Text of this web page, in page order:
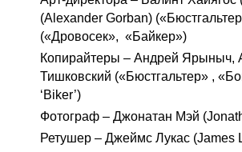
(Alexander Gorban)
(«Дровосек», «Байкер»)
Копирайтеры – Андрей Ярыныч,
Тишковский («Бюстгальтер» ,
‘Biker’)
Фотограф – Джонатан Мэй
Ретушер – Джеймс Лукас (James